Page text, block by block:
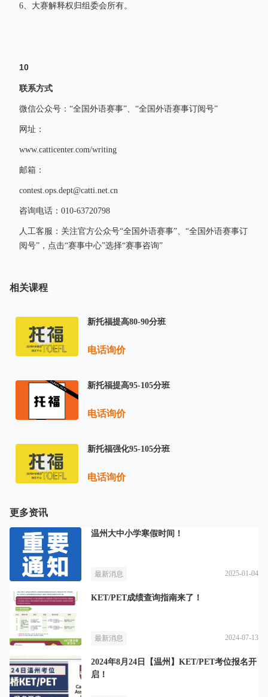
6、大赛解释权归组委会所有。
10
联系方式
微信公众号：“全国外语赛事”、“全国外语赛事订阅号”
网址：
www.catticenter.com/writing
邮箱：
contest.ops.dept@catti.net.cn
咨询电话：010-63720798
人工客服：关注官方公众号“全国外语赛事”、“全国外语赛事订
阅号”，点击“赛事中心”选择“赛事咨询”
相关课程
新托福提高80-90分班
电话询价
新托福提高95-105分班
电话询价
新托福强化95-105分班
电话询价
更多资讯
温州大中小学寒假时间！
最新消息 2025-01-04
KET/PET成绩查询指南来了！
最新消息 2024-07-13
2024年8月24日【温州】KET/PET考位报名开
启！